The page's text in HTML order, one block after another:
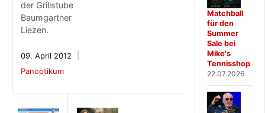
der Grillstube
Baumgartner
Liezen.
09. April 2012
Panoptikum
Matchball
für den
Summer
Sale bei
Mike's
Tennisshop
22.07.2026